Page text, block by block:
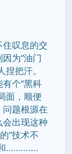
叹息的交
为“油门
把汗。
个“黑科
面，顺便
题根源在
出现这种
“技术不
.............